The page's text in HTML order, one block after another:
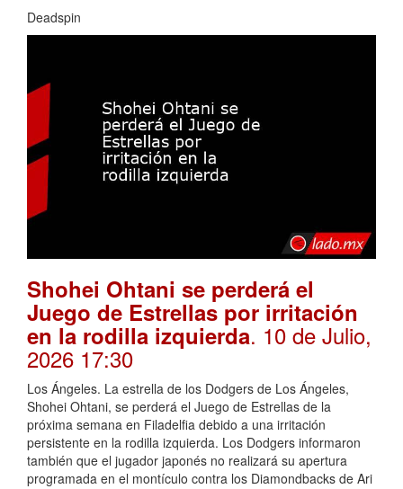
Deadspin
Shohei Ohtani se perderá el
Juego de Estrellas por irritación
en la rodilla izquierda. 10 de Julio,
2026 17:30
Los Ángeles. La estrella de los Dodgers de Los Ángeles,
Shohei Ohtani, se perderá el Juego de Estrellas de la
próxima semana en Filadelfia debido a una irritación
persistente en la rodilla izquierda. Los Dodgers informaron
también que el jugador japonés no realizará su apertura
programada en el montículo contra los Diamondbacks de Ari